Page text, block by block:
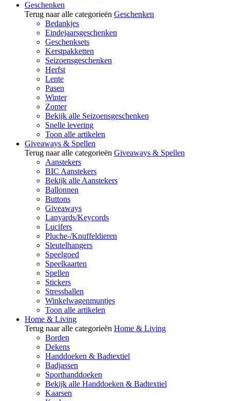
Geschenken
Terug naar alle categorieën Geschenken
Bedankjes
Eindejaarsgeschenken
Geschenksets
Kerstpakketten
Seizoensgeschenken
Herfst
Lente
Pasen
Winter
Zomer
Bekijk alle Seizoensgeschenken
Snelle levering
Toon alle artikelen
Giveaways & Spellen
Terug naar alle categorieën Giveaways & Spellen
Aanstekers
BIC Aanstekers
Bekijk alle Aanstekers
Ballonnen
Buttons
Giveaways
Lanyards/Keycords
Lucifers
Pluche-/Knuffeldieren
Sleutelhangers
Speelgoed
Speelkaarten
Spellen
Stickers
Stressballen
Winkelwagenmuntjes
Toon alle artikelen
Home & Living
Terug naar alle categorieën Home & Living
Borden
Dekens
Handdoeken & Badtextiel
Badjassen
Sporthanddoeken
Bekijk alle Handdoeken & Badtextiel
Kaarsen